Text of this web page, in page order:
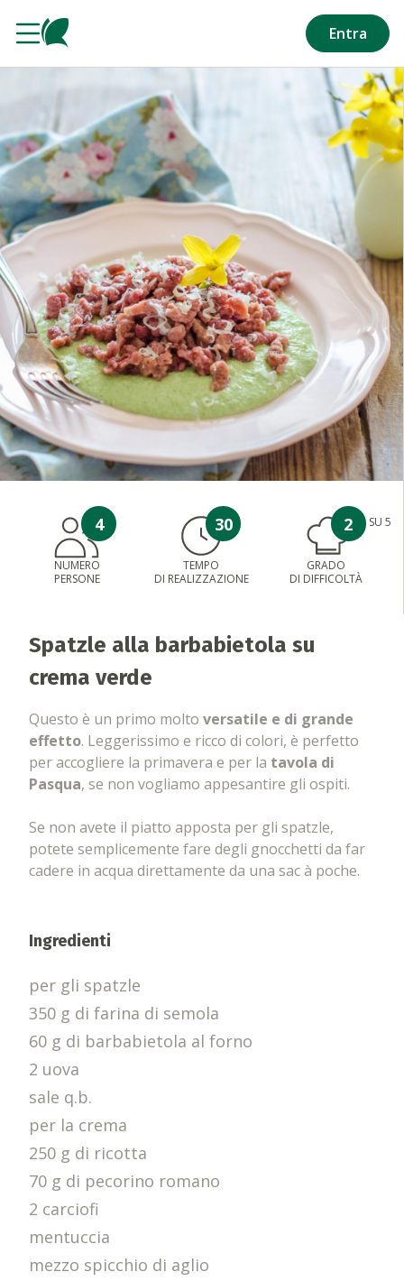
Entra
4
NUMERO
PERSONE
30
TEMPO
DI REALIZZAZIONE
2 SU 5
GRADO
DI DIFFICOLTÀ
Spatzle alla barbabietola su
crema verde
Questo è un primo molto versatile e di grande
effetto. Leggerissimo e ricco di colori, è perfetto
per accogliere la primavera e per la tavola di
Pasqua, se non vogliamo appesantire gli ospiti.
Se non avete il piatto apposta per gli spatzle,
potete semplicemente fare degli gnocchetti da far
cadere in acqua direttamente da una sac à poche.
Ingredienti
per gli spatzle
350 g di farina di semola
60 g di barbabietola al forno
2 uova
sale q.b.
per la crema
250 g di ricotta
70 g di pecorino romano
2 carciofi
mentuccia
mezzo spicchio di aglio